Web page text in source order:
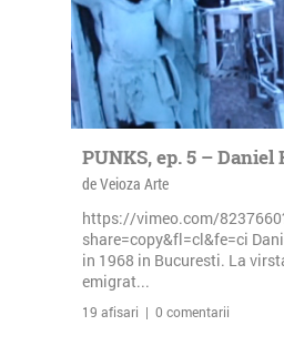
PUNKS, ep. 5 – Daniel
de Veioza Arte
https://vimeo.com/
share=copy&fl=cl&fe=ci
in 1968 in Bucuresti. La
emigrat...
19 afisari | 0 comentarii